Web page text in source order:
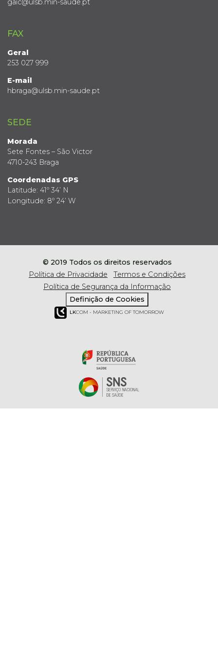
FAX
Geral
253 027 999
E-mail
hbraga@ulsb.min-saude.pt
SEDE
Morada
Sete Fontes – São Victor
4710-243 Braga
Coordenadas GPS
Latitude: 41º 34’ N
Longitude: 8º 24’ W
© 2019 Todos os direitos reservados
Política de Privacidade
Termos e Condições
Política de Segurança da Informação
Definição de Cookies
LKCOM - MARKETING OF TOMORROW